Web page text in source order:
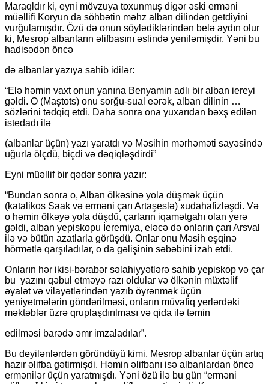
Maraqldır ki, eyni mövzuya toxunmuş digər əski erməni
müəllifi Koryun da söhbətin məhz alban dilindən getdiyini
vurğulamışdır. Özü də onun söylədiklərindən belə aydın olur
ki, Mesrop albanların əlifbasını əslində yeniləmişdir. Yəni bu
hadisədən öncə
də albanlar yazıya sahib idilər:
“Elə həmin vaxt onun yanına Benyamin adlı bir alban iereyi
gəldi. O (Maştots) onu sorğu-sual eərək, alban dilinin …
sözlərini tədqiq etdi. Daha sonra ona yuxarıdan bəxş edilən
istedadı ilə
(albanlar üçün) yazı yaratdı və Məsihin mərhəməti sayəsində
uğurla ölçdü, biçdi və dəqiqləşdirdi”
Eyni müəllif bir qədər sonra yazır:
“Bundan sonra o, Alban ölkəsinə yola düşmək üçün
(katalikos Saak və erməni çarı Artaşeslə) xudahafizləşdi. Və
o həmin ölkəyə yola düşdü, çarların iqamətgahı olan yerə
gəldi, alban yepiskopu İeremiya, eləcə də onların çarı Arsval
ilə və bütün azatlarla görüşdü. Onlar onu Məsih eşqinə
hörmətlə qarşıladılar, o da gəlişinin səbəbini izah etdi.
Onların hər ikisi-bərabər səlahiyyətlərə sahib yepiskop və çar
bu yazını qəbul etməyə razı oldular və ölkənin müxtəlif
əyalət və vilayətlərindən yazıb öyrənmək üçün
yeniyetmələrin göndərilməsi, onların müvafiq yerlərdəki
məktəblər üzrə qruplaşdırılması və qida ilə təmin
edilməsi barədə əmr imzaladılar”.
Bu deyilənlərdən göründüyü kimi, Mesrop albanlar üçün artıq
hazır əlifba gətirmişdi. Həmin əlifbanı isə albanlardan öncə
ermənilər üçün yaratmışdı. Yəni özü ilə bu gün “erməni